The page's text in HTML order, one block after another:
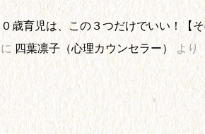
０歳育児は、この３つだけでいい！【そ
に 四葉凛子（心理カウンセラー） より